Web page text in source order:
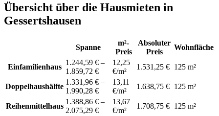
Übersicht über die Hausmieten in
Gessertshausen
Spanne
m²-
Preis
Absoluter
Preis
Wohnfläche
Einfamilienhaus
1.244,59 € –
1.859,72 €
12,25
€/m²
1.531,25 € 125 m²
Doppelhaushälfte
1.331,96 € –
1.990,28 €
13,11
€/m²
1.638,75 € 125 m²
Reihenmittelhaus
1.388,86 € –
2.075,29 €
13,67
€/m²
1.708,75 € 125 m²